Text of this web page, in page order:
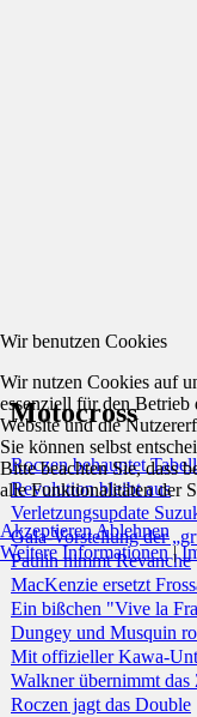
Motocross
Roczen behauptet
Revolution bleibt aus
Verletzungsupdate
Gala-Vorstellung der
Paulin nimmt Revanche
MacKenzie ersetzt
Ein bißchen "Vive la
Dungey und Musquin
Mit offizieller Kawa-
Walkner übernimmt das
Roczen jagt das Double
Wir benutzen Cookies
Wir nutzen Cookies auf
essenziell für den Betrieb
Website und die
Sie können selbst
Bitte beachten Sie, dass
alle Funktionalitäten der
AkzeptierenAblehnen
Weitere Informationen|